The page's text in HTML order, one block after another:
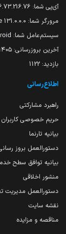
آی‌پی شما:
مرورگر شما: 131.0.0.0 Chrome
سیستم‌عامل شما:
آخرین بروزرسانی: ۱۴۰۵-۰۲-
بازدید: 1122
اطلاع‌رسانی
راهبرد مشارکتی
حریم خصوصی کاربران
بیانیه تارنما
دستورالعمل بروز
بیانیه توافق سطح
منشور اخلاقی
دستورالعمل مدیریت
نقشه سایت
مناقصه و مزایده